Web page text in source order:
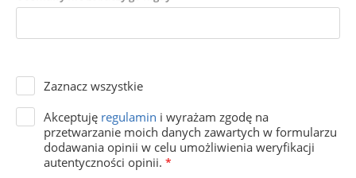
Zaznacz wszystkie
Akceptuję regulamin i wyrażam zgodę na
przetwarzanie moich danych zawartych w formularzu
dodawania opinii w celu umożliwienia weryfikacji
autentyczności opinii. *